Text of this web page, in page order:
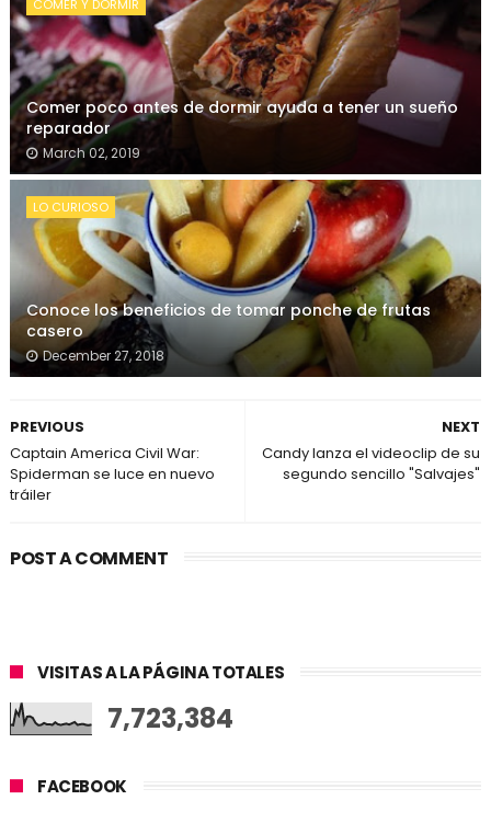
COMER Y DORMIR
Comer poco antes de dormir ayuda a tener un sueño
reparador
March 02, 2019
LO CURIOSO
Conoce los beneficios de tomar ponche de frutas
casero
December 27, 2018
NEXT
Candy lanza el videoclip de su
segundo sencillo "Salvajes"
PREVIOUS
Captain America Civil War:
Spiderman se luce en nuevo
tráiler
POST A COMMENT
VISITAS A LA PÁGINA TOTALES
7,723,384
FACEBOOK